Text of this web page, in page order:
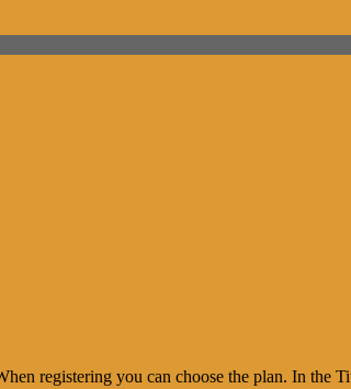
registering you can choose the plan. In